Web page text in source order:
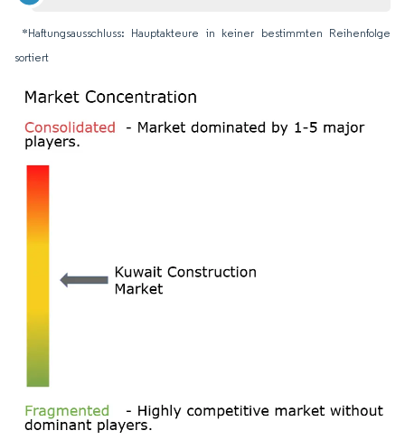
*Haftungsausschluss: Hauptakteure in keiner bestimmten Reihenfolge
sortiert